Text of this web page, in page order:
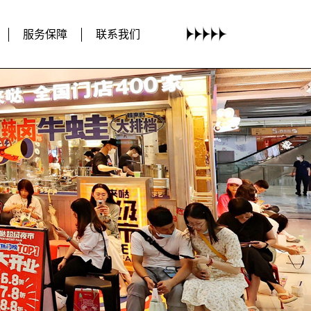
服务保障 联系我们